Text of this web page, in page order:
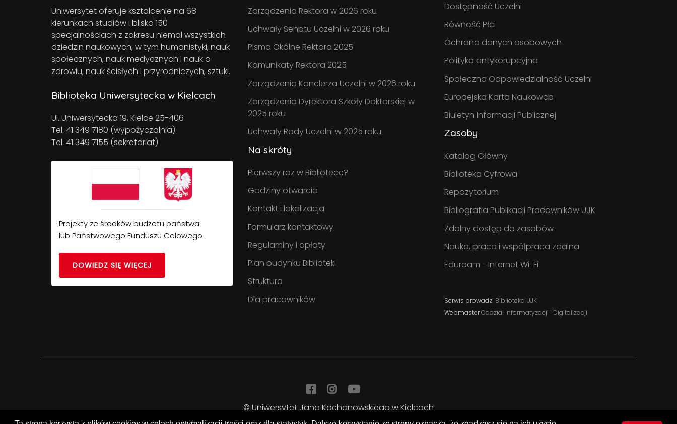
Uniwersytet oferuje ksztalcenie na 68
kierunkach studiów i blisko 150
specjalnościach z zakresu niemal wszystkich
dziedzin naukowych, w tym humanistyki, nauk
społecznych, nauk medycznych i nauk o
zdrowiu, nauk ścisłych i przyrodniczych, sztuki.
Biblioteka Uniwersytecka w Kielcach
Ul. Uniwersytecka 19, Kielce 25-406
Tel. 41 349 7180 (wypożyczalnia)
Tel. 41 349 7155 (sekretariat)
Projekty ze środków budżetu państwa
lub Państwowego Funduszu Celowego
DOWIEDZ SIĘ WIĘCEJ
Zarządzenia Rektora w 2026 roku
Uchwały Senatu Uczelni w 2026 roku
Pisma Okólne Rektora 2025
Komunikaty Rektora 2025
Zarządzenia Kanclerza Uczelni w 2026 roku
Zarządzenia Dyrektora Szkoły Doktorskiej w
2025 roku
Uchwały Rady Uczelni w 2025 roku
Na skróty
Pierwszy raz w Bibliotece?
Godziny otwarcia
Kontakt i lokalizacja
Formularz kontaktowy
Regulaminy i opłaty
Plan budynku Biblioteki
Struktura
Dla pracowników
Dostępność Uczelni
Równość Płci
Ochrona danych osobowych
Polityka antykorupcyjna
Społeczna Odpowiedzialność Uczelni
Europejska Karta Naukowca
Biuletyn Informacji Publicznej
Zasoby
Katalog Główny
Biblioteka Cyfrowa
Repozytorium
Bibliografia Publikacji Pracowników UJK
Zdalny dostęp do zasobów
Nauka, praca i współpraca zdalna
Eduroam - Internet Wi-Fi
Serwis prowadzi Biblioteka UJK
WebmasterOddział Informatyzacji i Digitalizacji
Facebook
Instagram
YouTube
© Uniwersytet Jana Kochanowskiego w Kielcach
Biblioteka Uniwersytecka